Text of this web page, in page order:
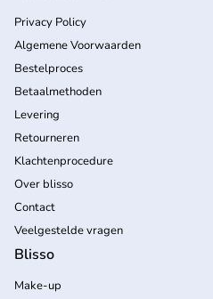
Privacy Policy
Algemene Voorwaarden
Bestelproces
Betaalmethoden
Levering
Retourneren
Klachtenprocedure
Over blisso
Contact
Veelgestelde vragen
Blisso
Make-up